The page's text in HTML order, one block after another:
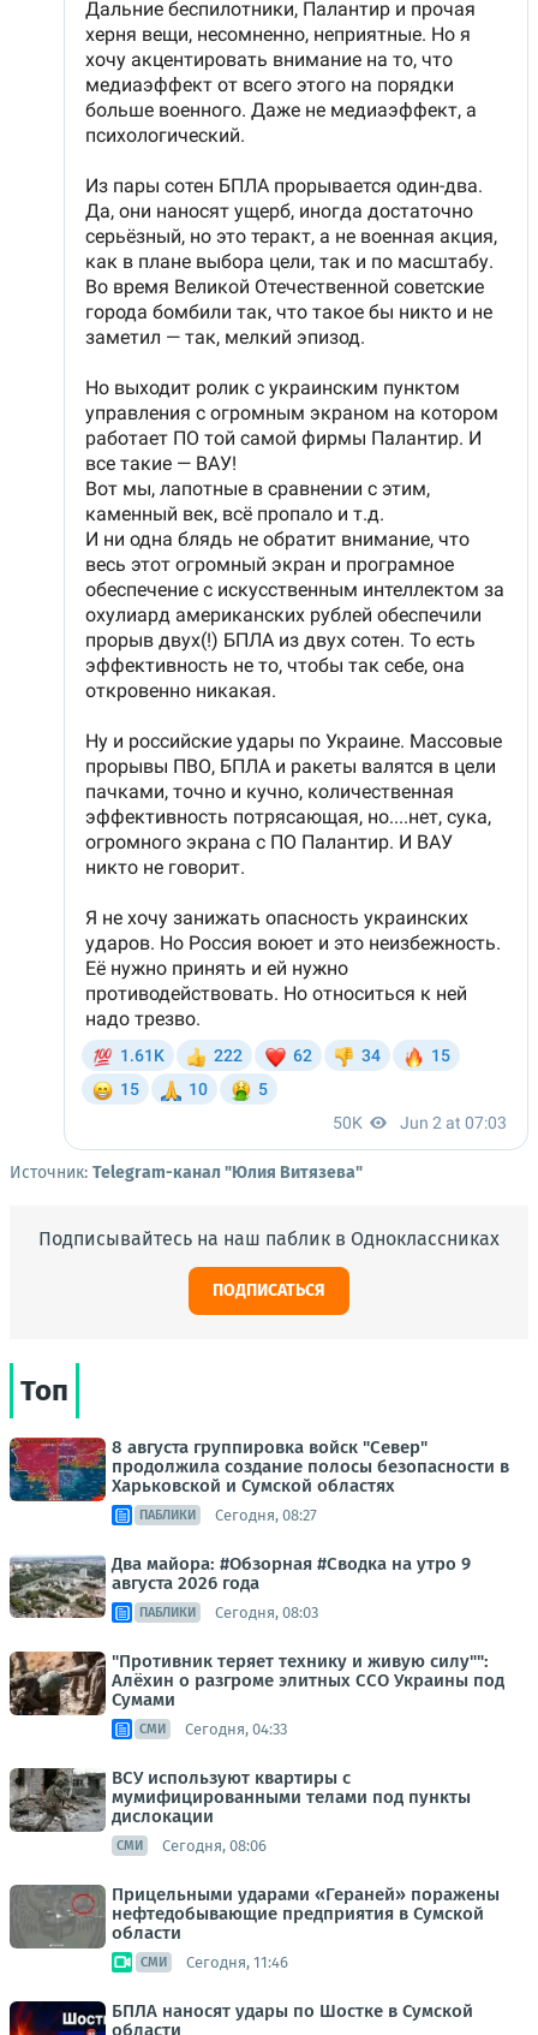
Источник: Telegram-канал "Юлия Витязева"
Подписывайтесь на наш паблик в Одноклассниках
ПОДПИСАТЬСЯ
Топ
8 августа группировка войск "Север"
продолжила создание полосы безопасности в
Харьковской и Сумской областях
ПАБЛИКИ Сегодня, 08:27
Два майора: #Обзорная #Сводка на утро 9
августа 2026 года
ПАБЛИКИ Сегодня, 08:03
"Противник теряет технику и живую силу"":
Алёхин о разгроме элитных ССО Украины под
Сумами
СМИ Сегодня, 04:33
ВСУ используют квартиры с
мумифицированными телами под пункты
дислокации
СМИ Сегодня, 08:06
Прицельными ударами «Гераней» поражены
нефтедобывающие предприятия в Сумской
области
СМИ Сегодня, 11:46
БПЛА наносят удары по Шостке в Сумской
области